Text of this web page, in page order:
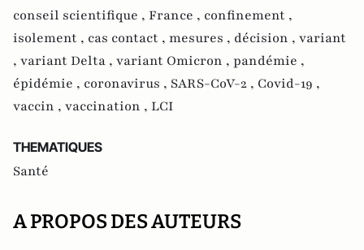
conseil scientifique , France , confinement ,
isolement , cas contact , mesures , décision , variant
, variant Delta , variant Omicron , pandémie ,
épidémie , coronavirus , SARS-CoV-2 , Covid-19 ,
vaccin , vaccination , LCI
THEMATIQUES
Santé
A PROPOS DES AUTEURS